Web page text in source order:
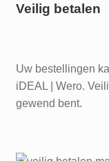
Veilig betalen
Uw bestellingen
iDEAL | Wero.
gewend bent.